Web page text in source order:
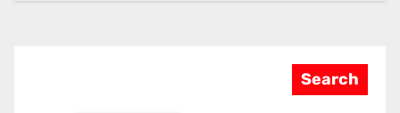
Search